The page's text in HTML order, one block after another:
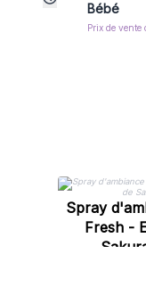
Bébé
Prix de vente
Spray
Fresh -